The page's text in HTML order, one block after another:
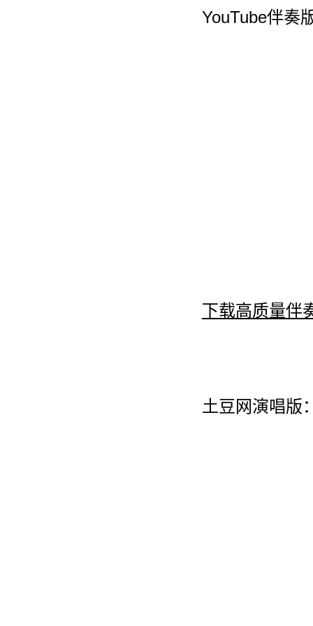
YouTube伴奏
下载高质量伴
土豆网演唱版